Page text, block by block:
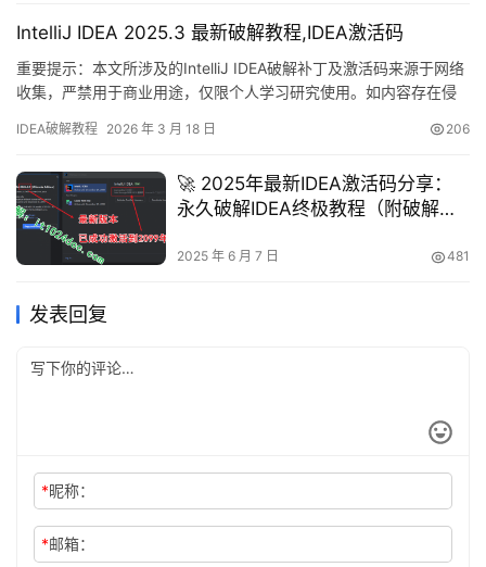
IDEA。 如果觉得破解…
IntelliJ IDEA 2025.3 最新破解教程,IDEA激活码
重要提示：本文所涉及的IntelliJ IDEA破解补丁及激活码来源于网络
收集，严禁用于商业用途，仅限个人学习研究使用。如内容存在侵
版！话不多说，直接展示IDEA 2025.2.1版本破解成功的界面截图，
解的方式，手把手教大家如何破解最新版…
IDEA破解教程 2026 年 3 月 18 日 206
🚀 2025年最新IDEA激活码分享：
永久破解IDEA终极教程（附破解补
2025 年 6 月 7 日 481
发表回复
*昵称：
*邮箱：